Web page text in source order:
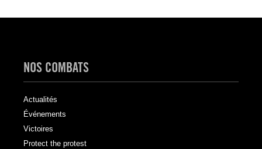
NOS COMBATS
Actualités
Événements
Victoires
Protect the protest